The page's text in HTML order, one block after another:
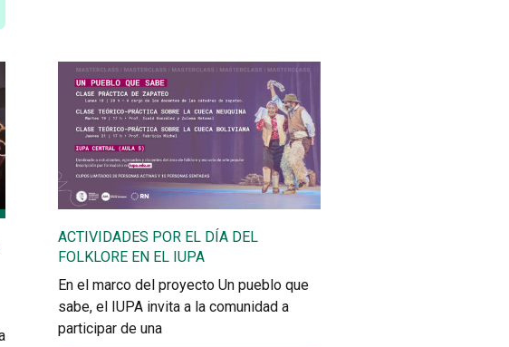
ACTIVIDADES POR EL DÍA DEL
FOLKLORE EN EL IUPA
En el marco del proyecto Un pueblo que
sabe, el IUPA invita a la comunidad a
participar de una